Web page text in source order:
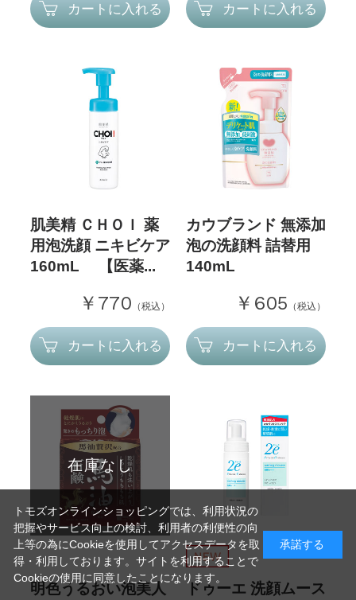
カートに入れる カートに入れる
肌美精 ＣＨＯＩ 薬
用泡洗顔 ニキビケア
160mL 【医薬...
￥770 （税込）
カートに入れる
カウブランド 無添加
泡の洗顔料 詰替用
140mL
￥605 （税込）
カートに入れる
在庫なし
明色うるおい泡美人 ドゥーエ 洗顔ムース
トモズオンラインショッピングでは、利用状況の
把握やサービス向上の検討、利用者の利便性の向
上等の為にCookieを使用してアクセスデータを取
得・利用しております。サイトを利用することで
Cookieの使用に同意したことになります。
承諾する